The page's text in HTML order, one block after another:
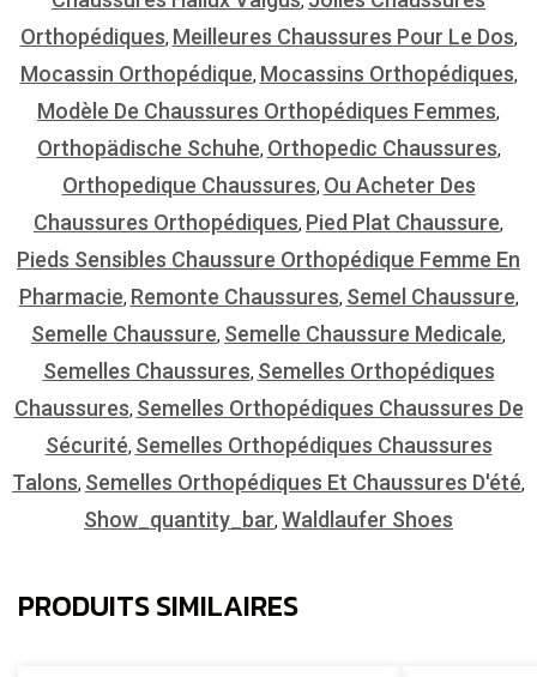
Orthopédiques, Meilleures Chaussures Pour Le Dos,
Mocassin Orthopédique, Mocassins Orthopédiques,
Modèle De Chaussures Orthopédiques Femmes,
Orthopädische Schuhe, Orthopedic Chaussures,
Orthopedique Chaussures, Ou Acheter Des
Chaussures Orthopédiques, Pied Plat Chaussure,
Pieds Sensibles Chaussure Orthopédique Femme En
Pharmacie, Remonte Chaussures, Semel Chaussure,
Semelle Chaussure, Semelle Chaussure Medicale,
Semelles Chaussures, Semelles Orthopédiques
Chaussures, Semelles Orthopédiques Chaussures De
Sécurité, Semelles Orthopédiques Chaussures
Talons, Semelles Orthopédiques Et Chaussures D'été,
Show_quantity_bar, Waldlaufer Shoes
PRODUITS SIMILAIRES